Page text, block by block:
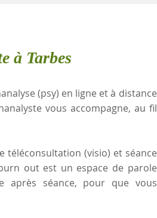
à Tarbes
(psy) en ligne et à distance
vous accompagne, au fil
téléconsultation (visio) et séance
out est un espace de parole
après séance, pour que vous